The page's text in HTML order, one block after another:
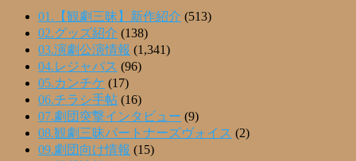
01.【観劇三昧】新作紹介 (513)
02.グッズ紹介 (138)
03.演劇公演情報 (1,341)
04.レジャパス (96)
05.カンチケ (17)
06.チラシ手帖 (16)
07.劇団突撃インタビュー (9)
08.観劇三昧パートナーズヴォイス (2)
09.劇団向け情報 (15)